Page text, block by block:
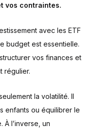
vos contraintes.
avec les ETF
budget est essentielle.
vos finances et
régulier.
la volatilité. Il
enfants ou équilibrer le
À l’inverse, un